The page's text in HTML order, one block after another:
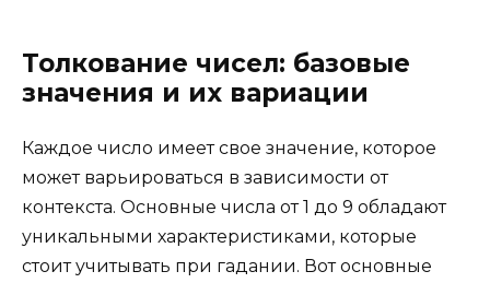
Толкование чисел: базовые
значения и их вариации
Каждое число имеет свое значение, которое
может варьироваться в зависимости от
контекста. Основные числа от 1 до 9 обладают
уникальными характеристиками, которые
стоит учитывать при гадании. Вот основные